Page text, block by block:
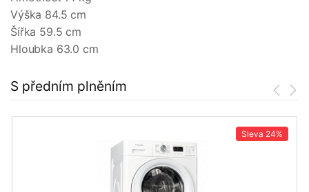
Výška 84.5 cm
Šířka 59.5 cm
Hloubka 63.0 cm
S předním plněním
Sleva 24%